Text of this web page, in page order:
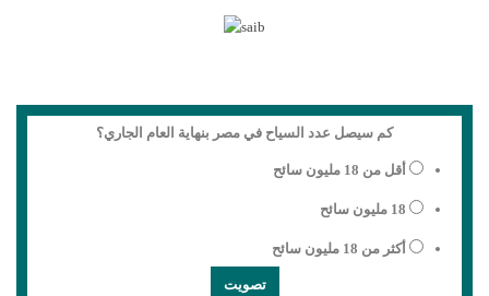
كم سيصل عدد السياح في مصر بنهاية العام الجاري؟
أقل من 18 مليون سائح
18 مليون سائح
أكثر من 18 مليون سائح